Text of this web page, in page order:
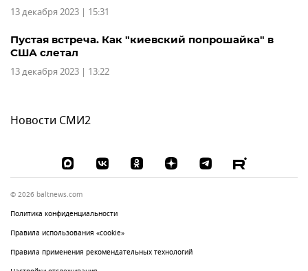
13 декабря 2023 | 15:31
Пустая встреча. Как "киевский попрошайка" в
США слетал
13 декабря 2023 | 13:22
Новости СМИ2
© 2026 baltnews.com
Политика конфиденциальности
Правила использования «cookie»
Правила применения рекомендательных технологий